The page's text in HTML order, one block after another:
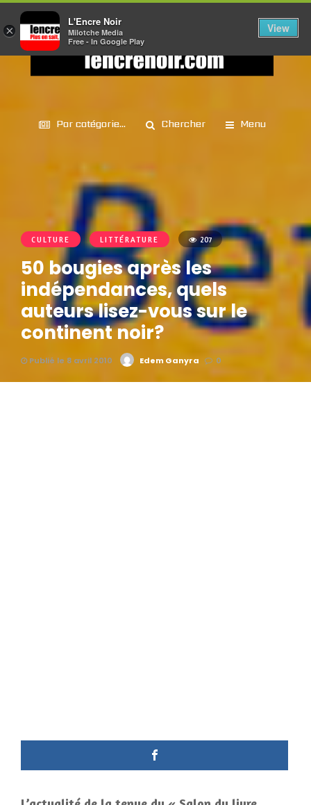
Par catégorie... Chercher Menu
CULTURE LITTÉRATURE 207
50 bougies après les
indépendances, quels
auteurs lisez-vous sur le
continent noir?
Publié le 8 avril 2010 Edem Ganyra 0
×
L'Encre Noir
Milotche Media
Free - In Google Play
View